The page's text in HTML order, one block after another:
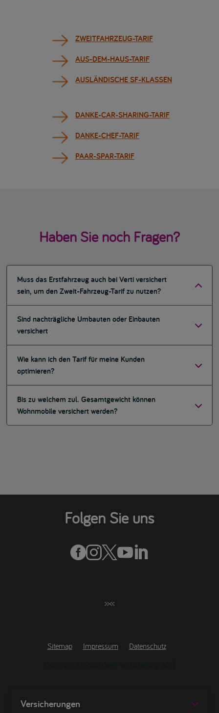
ZWEITFAHRZEUG-TARIF
AUS-DEM-HAUS-TARIF
AUSLÄNDISCHE SF-KLASSEN
DANKE-CAR-SHARING-TARIF
DANKE-CHEF-TARIF
PAAR-SPAR-TARIF
Haben Sie noch Fragen?
Muss das Erstfahrzeug auch bei Verti versichert
sein, um den Zweit-Fahrzeug-Tarif zu nutzen?
Sind nachträgliche Umbauten oder Einbauten
versichert
Wie kann ich den Tarif für meine Kunden
optimieren?
Bis zu welchem zul. Gesamtgewicht können
Wohnmobile versichert werden?
Folgen Sie uns

>><<
Sitemap Impressum
Datenschutz
Versicherungen